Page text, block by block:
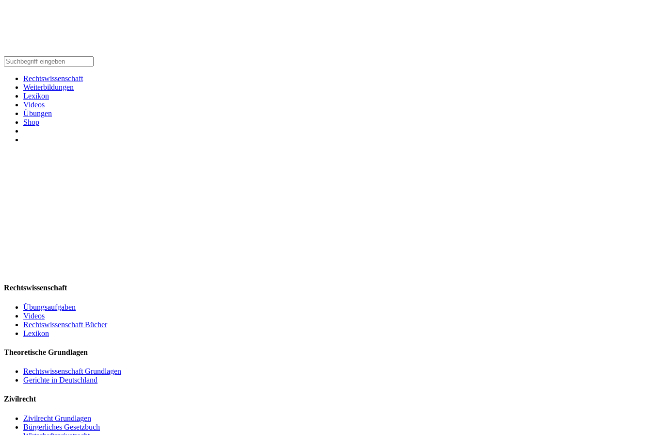
Rechtswissenschaft
Weiterbildungen
Lexikon
Videos
Übungen
Shop
Rechtswissenschaft
Übungsaufgaben
Videos
Rechtswissenschaft Bücher
Lexikon
Theoretische Grundlagen
Rechtswissenschaft Grundlagen
Gerichte in Deutschland
Zivilrecht
Zivilrecht Grundlagen
Bürgerliches Gesetzbuch